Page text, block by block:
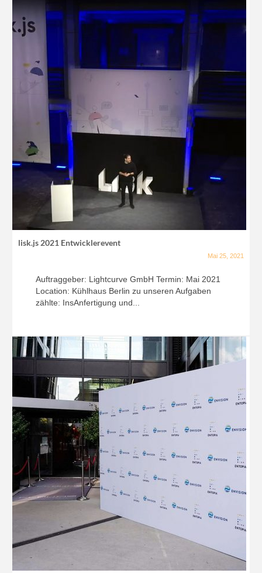
lisk.js 2021 Entwicklerevent
Mai 25, 2021
Auftraggeber: Lightcurve GmbH Termin: Mai 2021
Location: Kühlhaus Berlin zu unseren Aufgaben
zählte: InsAnfertigung und...